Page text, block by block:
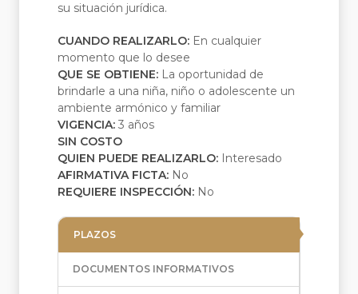
su situación jurídica.
CUANDO REALIZARLO: En cualquier
momento que lo desee
QUE SE OBTIENE: La oportunidad de
brindarle a una niña, niño o adolescente un
ambiente armónico y familiar
VIGENCIA: 3 años
SIN COSTO
QUIEN PUEDE REALIZARLO: Interesado
AFIRMATIVA FICTA: No
REQUIERE INSPECCIÓN: No
PLAZOS
DOCUMENTOS INFORMATIVOS